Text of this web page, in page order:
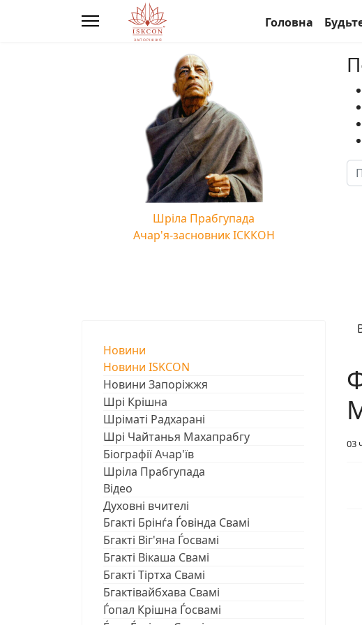
Головна
Шріла Прабгупада
Ачар'я-засновник ІСККОН
Новини
Новини ISKCON
Новини Запоріжжя
Шрі Крішна
Шріматі Радхарані
Шрі Чайтанья Махапрабгу
Біографії Ачар'їв
Шріла Прабгупада
Відео
Духовні вчителі
Бгакті Брінѓа Ѓовінда Свамі
Бгакті Віг'яна Ѓосвамі
Бгакті Вікаша Свамі
Бгакті Тіртха Свамі
Бгактівайбхава Свамі
Ѓопал Крішна Ѓосвамі
03